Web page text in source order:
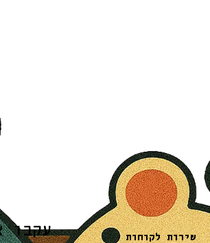
שירות לקוחות עקבו